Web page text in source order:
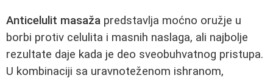
Anticelulit masaža predstavlja moćno oružje u
borbi protiv celulita i masnih naslaga, ali najbolje
rezultate daje kada je deo sveobuhvatnog pristupa.
U kombinaciji sa uravnoteženom ishranom,